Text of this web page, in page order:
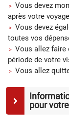
Vous devez
après votre
Vous devez
toutes vos
Vous allez faire
période de votre
Vous allez
pour